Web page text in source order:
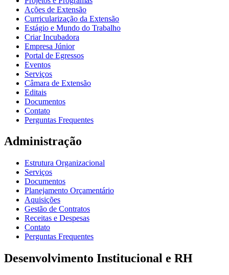
Ações de Extensão
Curricularização da Extensão
Estágio e Mundo do Trabalho
Criar Incubadora
Empresa Júnior
Portal de Egressos
Eventos
Serviços
Câmara de Extensão
Editais
Documentos
Contato
Perguntas Frequentes
Administração
Estrutura Organizacional
Serviços
Documentos
Planejamento Orçamentário
Aquisições
Gestão de Contratos
Receitas e Despesas
Contato
Perguntas Frequentes
Desenvolvimento Institucional e RH